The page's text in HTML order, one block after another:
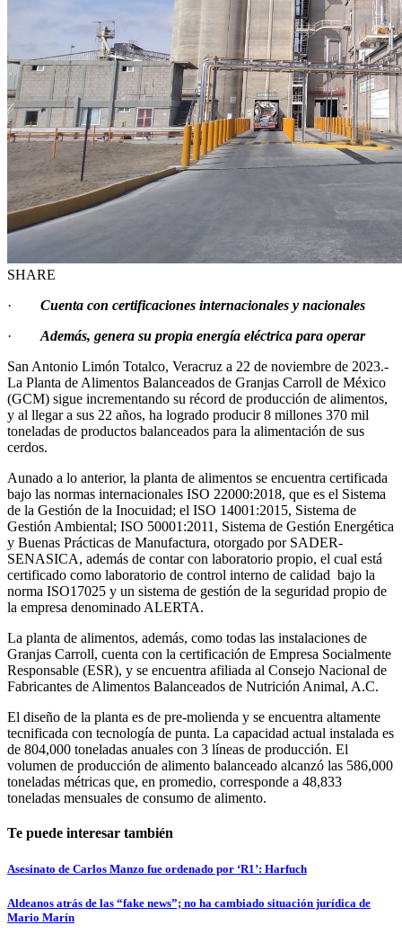
SHARE
· Cuenta con certificaciones internacionales y nacionales
· Además, genera su propia energía eléctrica para operar
San Antonio Limón Totalco, Veracruz a 22 de noviembre de 2023.-
La Planta de Alimentos Balanceados de Granjas Carroll de México
(GCM) sigue incrementando su récord de producción de alimentos,
y al llegar a sus 22 años, ha logrado producir 8 millones 370 mil
toneladas de productos balanceados para la alimentación de sus
cerdos.
Aunado a lo anterior, la planta de alimentos se encuentra certificada
bajo las normas internacionales ISO 22000:2018, que es el Sistema
de la Gestión de la Inocuidad; el ISO 14001:2015, Sistema de
Gestión Ambiental; ISO 50001:2011, Sistema de Gestión Energética
y Buenas Prácticas de Manufactura, otorgado por SADER-
SENASICA, además de contar con laboratorio propio, el cual está
certificado como laboratorio de control interno de calidad bajo la
norma ISO17025 y un sistema de gestión de la seguridad propio de
la empresa denominado ALERTA.
La planta de alimentos, además, como todas las instalaciones de
Granjas Carroll, cuenta con la certificación de Empresa Socialmente
Responsable (ESR), y se encuentra afiliada al Consejo Nacional de
Fabricantes de Alimentos Balanceados de Nutrición Animal, A.C.
El diseño de la planta es de pre-molienda y se encuentra altamente
tecnificada con tecnología de punta. La capacidad actual instalada es
de 804,000 toneladas anuales con 3 líneas de producción. El
volumen de producción de alimento balanceado alcanzó las 586,000
toneladas métricas que, en promedio, corresponde a 48,833
toneladas mensuales de consumo de alimento.
Te puede interesar también
Asesinato de Carlos Manzo fue ordenado por ‘R1’: Harfuch
Aldeanos atrás de las “fake news”; no ha cambiado situación jurídica de
Mario Marín